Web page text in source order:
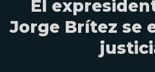
El
Jorge Brítez se